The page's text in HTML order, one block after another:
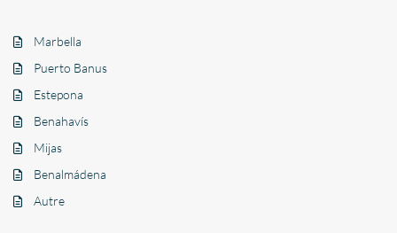
Marbella
Puerto Banus
Estepona
Benahavís
Mijas
Benalmádena
Autre